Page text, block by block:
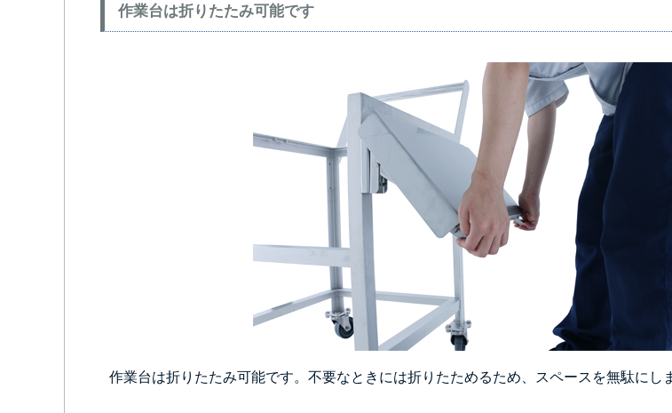
作業台は折りたたみ可能です
作業台は折りたたみ可能です。不要なときには折りたためるため、スペースを無駄にし